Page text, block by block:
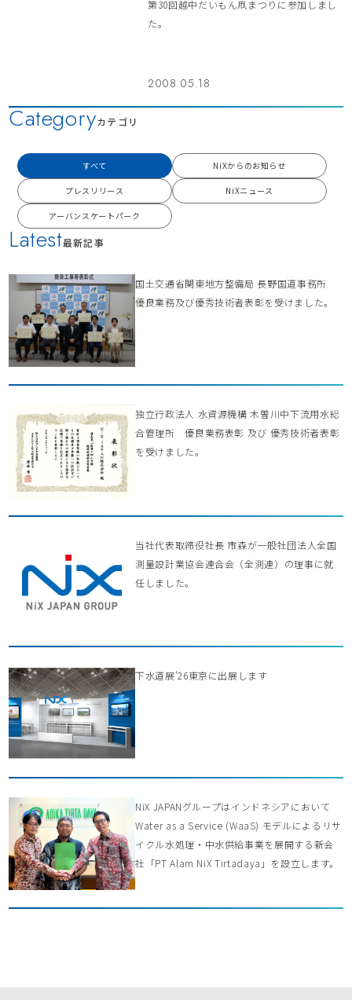
第30回越中だいもん凧まつりに参加しまし
た。
2008.05.18
Latest最新記事
国土交通省関東地方整備局 長野国道事務所
優良業務及び優秀技術者表彰を受けました。
独立行政法人 水資源機構 木曽川中下流用水総
合管理所 優良業務表彰 及び 優秀技術者表彰
を受けました。
当社代表取締役社長 市森が一般社団法人全国
測量設計業協会連合会（全測連）の理事に就
任しました。
下水道展’26東京に出展します
NiX JAPANグループはインドネシアにおいて
Water as a Service (WaaS) モデルによるリサ
イクル水処理・中水供給事業を展開する新会
社「PT Alam NiX Tirtadaya」を設立します。
Categoryカテゴリ
すべて NiXからのお知らせ
プレスリリース NiXニュース
アーバンスケートパーク